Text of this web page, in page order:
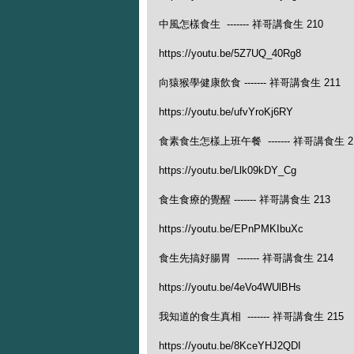
中風怎樣食生 ------- 祥哥講食生 210
https://youtu.be/5Z7UQ_40Rg8
向猿猴學健康飲食 ------- 祥哥講食生 211
https://youtu.be/ufvYroKj6RY
食素食生怎樣上班午餐 ------- 祥哥講食生
https://youtu.be/Llk09kDY_Cg
食生食療的覺醒 ------- 祥哥講食生 213
https://youtu.be/EPnPMKIbuXc
食生先搞好腸胃 ------- 祥哥講食生 214
https://youtu.be/4eVo4WUlBHs
我知道的食生真相 ------- 祥哥講食生 215
https://youtu.be/8KceYHJ2QDI